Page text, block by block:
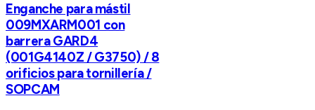
Enganche para mástil
009MXARM001 con
barrera GARD4
(001G4140Z / G3750) / 8
orificios para tornillería /
SOPCAM